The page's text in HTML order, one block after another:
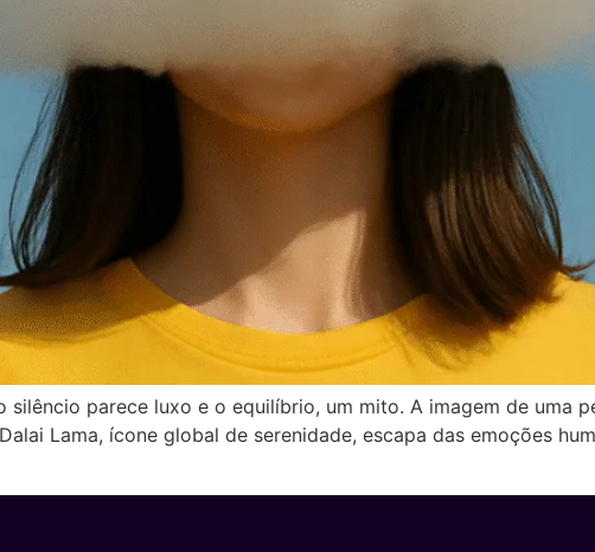
silêncio parece luxo e o equilíbrio, um mito. A imagem de uma
Lama, ícone global de serenidade, escapa das emoções